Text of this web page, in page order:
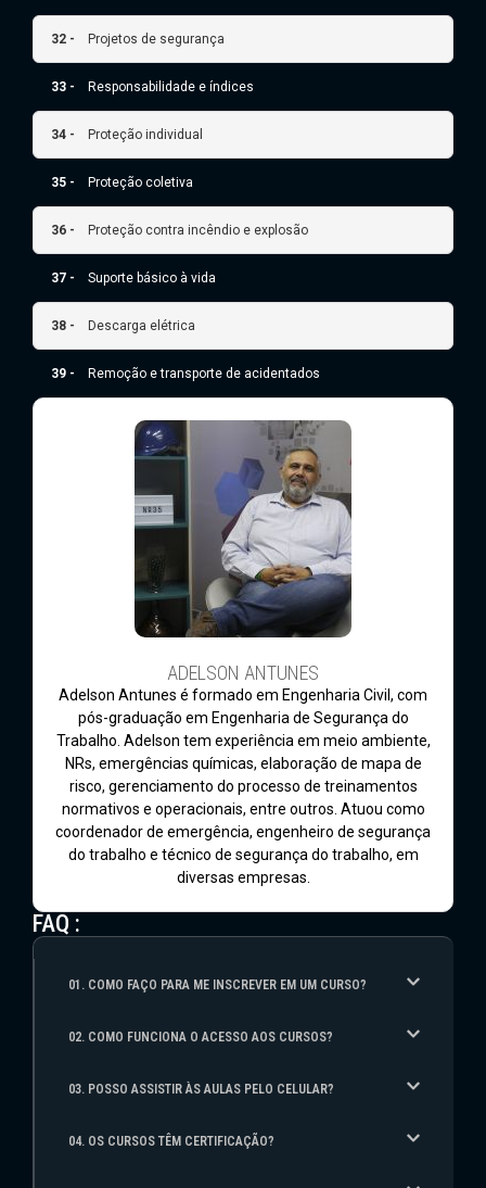
32 - Projetos de segurança
33 - Responsabilidade e índices
34 - Proteção individual
35 - Proteção coletiva
36 - Proteção contra incêndio e explosão
37 - Suporte básico à vida
38 - Descarga elétrica
39 - Remoção e transporte de acidentados
ADELSON ANTUNES
Adelson Antunes é formado em Engenharia Civil, com
pós-graduação em Engenharia de Segurança do
Trabalho. Adelson tem experiência em meio ambiente,
NRs, emergências químicas, elaboração de mapa de
risco, gerenciamento do processo de treinamentos
normativos e operacionais, entre outros. Atuou como
coordenador de emergência, engenheiro de segurança
do trabalho e técnico de segurança do trabalho, em
diversas empresas.
FAQ :
01. COMO FAÇO PARA ME INSCREVER EM UM CURSO?
02. COMO FUNCIONA O ACESSO AOS CURSOS?
03. POSSO ASSISTIR ÀS AULAS PELO CELULAR?
04. OS CURSOS TÊM CERTIFICAÇÃO?